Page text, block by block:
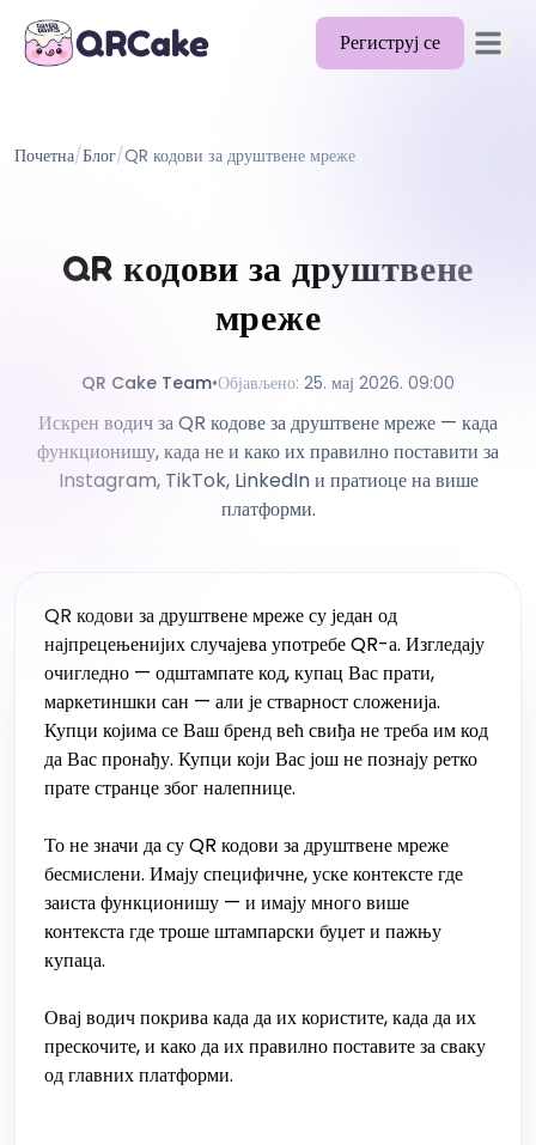
Региструј се Отвори
Цене
Документација
Почетна/Блог/QR кодови за друштвене мреже
QR кодови за друштвене
мреже
QR Cake Team•Објављено: 25. мај 2026. 09:00
Искрен водич за QR кодове за друштвене мреже — када
функционишу, када не и како их правилно поставити за
Instagram, TikTok, LinkedIn и пратиоце на више
платформи.
QR кодови за друштвене мреже су један од
најпрецењенијих случајева употребе QR-а. Изгледају
очигледно — одштампате код, купац Вас прати,
маркетиншки сан — али је стварност сложенија.
Купци којима се Ваш бренд већ свиђа не треба им код
да Вас пронађу. Купци који Вас још не познају ретко
прате странце због налепнице.
То не значи да су QR кодови за друштвене мреже
бесмислени. Имају специфичне, уске контексте где
заиста функционишу — и имају много више
контекста где троше штампарски буџет и пажњу
купаца.
Овај водич покрива када да их користите, када да их
прескочите, и како да их правилно поставите за сваку
од главних платформи.